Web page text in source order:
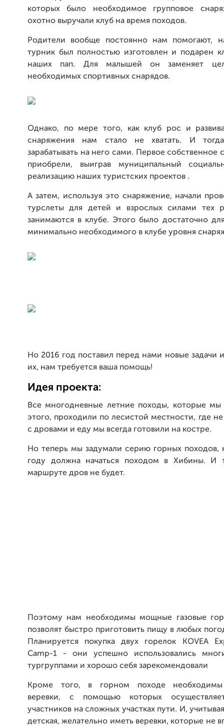
которых было необходимое групповое
охотно выручали клуб на время походов.
Родители вообще постоянно нам помогают,
турник был полностью изготовлен и подарен
наших пап. Для малышей он заменяет
необходимых спортивных снарядов.
Однако, по мере того, как клуб рос и
снаряжения нам стало не хватать. И
зарабатывать на него сами. Первое
приобрели, выиграв муниципальный
реализацию наших туристских проектов .
А затем, используя это снаряжение, начали
турслеты для детей и взрослых силами тех
занимаются в клубе. Этого было достаточно
минимально необходимого в клубе уровня
Но 2016 год поставил перед нами новые задачи
их, нам требуется ваша помощь!
Идея проекта:
Все многодневные летние походы, которые
этого, проходили по лесистой местности, где
с дровами и еду мы всегда готовили на костре.
Но теперь мы задумали серию горных походов,
году должна начаться походом в Хибины. И
маршруте дров не будет.
Поэтому нам необходимы мощные газовые
позволят быстро приготовить пищу в любых
Планируется покупка двух горелок KOVEA
Camp-1 - они успешно использовались
тургруппами и хорошо себя зарекомендовали
Кроме того, в горном походе необходимы
веревки, с помощью которых
участников на сложных участках пути. И,
детская, желательно иметь веревки, которые не